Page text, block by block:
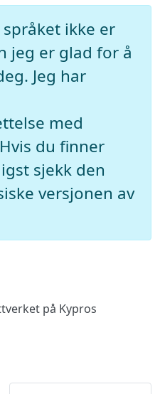
ikke er
jeg er glad for å
Jeg har
med
du finner
sjekk den
versjonen av
på Kypros